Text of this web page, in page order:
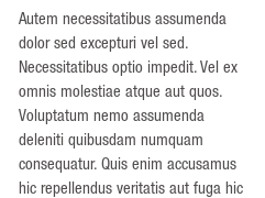
Autem necessitatibus assumenda
dolor sed excepturi vel sed.
Necessitatibus optio impedit. Vel ex
omnis molestiae atque aut quos.
Voluptatum nemo assumenda
deleniti quibusdam numquam
consequatur. Quis enim accusamus
hic repellendus veritatis aut fuga hic